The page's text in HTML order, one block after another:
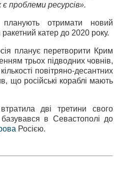
проблеми ресурсів».
отримати новий
катер до 2020 року.
планує перетворити Крим
трьох підводних човнів,
повітряно-десантних
що російські кораблі мають
дві третини свого
в Севастополі до
Росією.